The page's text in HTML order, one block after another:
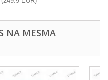
NA MESMA